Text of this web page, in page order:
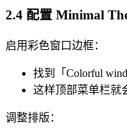
2.4 配置 Minimal
启用彩色窗口边框：
找到「Colorful
这样顶部菜单栏就
调整排版：